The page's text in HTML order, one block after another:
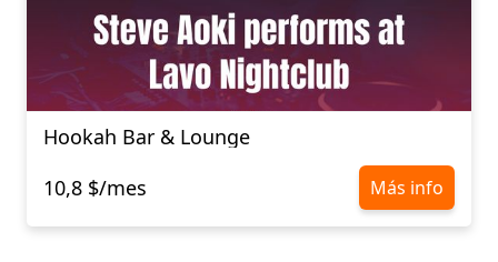
Hookah Bar & Lounge
10,8 $/mes
Más info